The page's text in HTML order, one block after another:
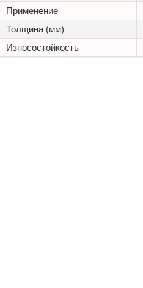
Применение
Толщина (мм)
Износостойкость